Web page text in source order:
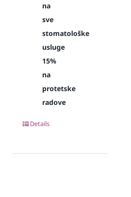
na
sve
stomatološke
usluge
15%
na
protetske
radove
Details